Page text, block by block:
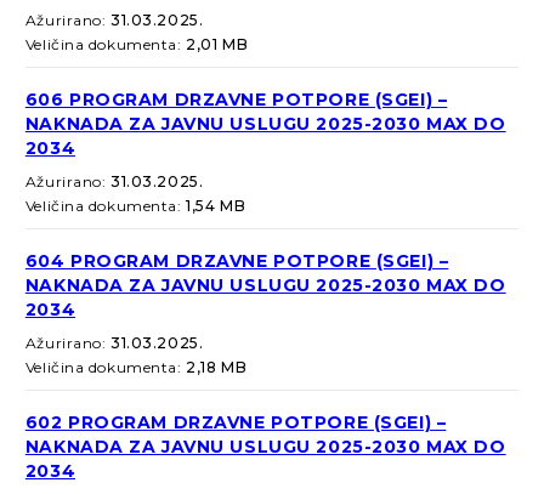
Ažurirano:31.03.2025.
Veličina dokumenta: 2,01 MB
606 PROGRAM DRZAVNE POTPORE (SGEI) –
NAKNADA ZA JAVNU USLUGU 2025-2030 MAX DO
2034
Ažurirano:31.03.2025.
Veličina dokumenta:1,54 MB
604 PROGRAM DRZAVNE POTPORE (SGEI) –
NAKNADA ZA JAVNU USLUGU 2025-2030 MAX DO
2034
Ažurirano:31.03.2025.
Veličina dokumenta: 2,18 MB
602 PROGRAM DRZAVNE POTPORE (SGEI) –
NAKNADA ZA JAVNU USLUGU 2025-2030 MAX DO
2034